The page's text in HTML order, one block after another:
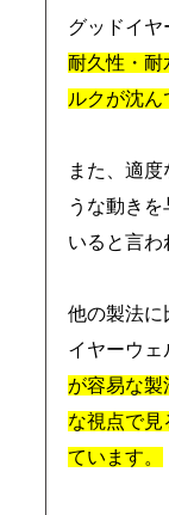
グッドイヤ
耐久性・耐
ルクが沈ん
また、適
うな動き
いると言わ
他の製法に
イヤーウェ
が容易な製
な視点で
ています。